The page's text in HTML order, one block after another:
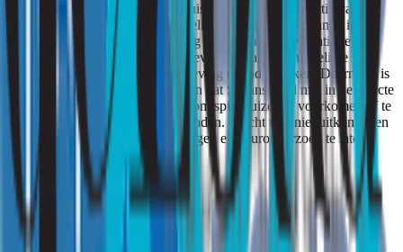
Het bestrijden van wietgeur in huis vereist een combinatie van
preventieve maatregelen en mogelijke detectie van bronnen in de
buurt. Het is van essentieel belang om regelmatig te ventileren,
wietrook in huis te vermijden en eventuele andere mogelijke
bronnen van wietgeur in de omgeving te onderzoeken. Daarnaast is
het belangrijk om ervoor te zorgen dat Spaanskruid niet in de directe
omgeving van het huis groeit en om spitsmuizen te voorkomen of te
bestrijden als ze zich in huis bevinden. Mocht u er niet uitkomen en
heeft u hulp nodig kunt u overwegen en geuronderzoek te laten
uitvoeren.
Conclusie